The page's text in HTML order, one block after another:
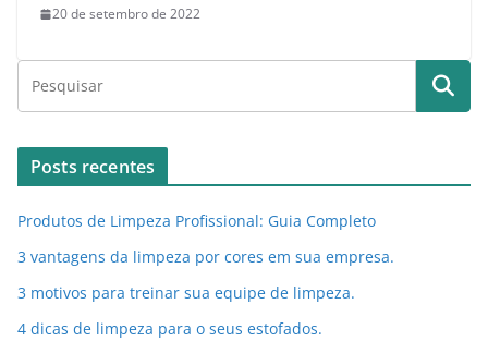
20 de setembro de 2022
Posts recentes
Produtos de Limpeza Profissional: Guia Completo
3 vantagens da limpeza por cores em sua empresa.
3 motivos para treinar sua equipe de limpeza.
4 dicas de limpeza para o seus estofados.